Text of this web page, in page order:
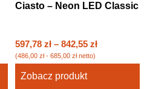
Ciasto – Neon LED Classic
597,78 zł – 842,55 zł
(486,00 zł- 685,00 złnetto)
Zobacz produkt